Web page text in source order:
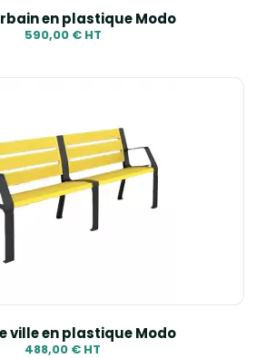
en plastique Modo
590,00 € HT
ville en plastique Modo
488,00 € HT